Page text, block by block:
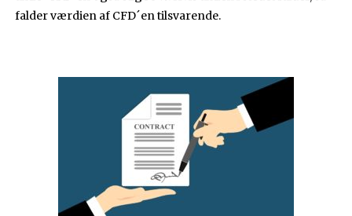
falder værdien af CFD´en tilsvarende.